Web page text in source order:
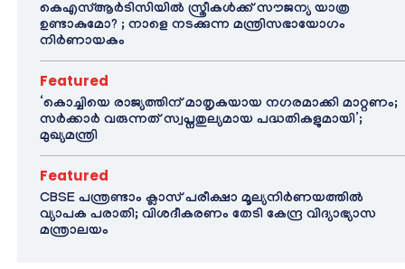
കെഎസ്ആർടിസിയിൽ സ്ത്രീകൾക്ക് സൗജന്യ യാത്ര
ഉണ്ടാകുമോ? ; നാളെ നടക്കുന്ന മന്ത്രിസഭായോഗം
നിർണായകം
Featured
‘കൊച്ചിയെ രാജ്യത്തിന് മാതൃകയായ നഗരമാക്കി മാറ്റണം;
സർക്കാർ വരുന്നത് സ്വപ്നതുല്യമായ പദ്ധതികളുമായി’;
മുഖ്യമന്ത്രി
Featured
CBSE പന്ത്രണ്ടാം ക്ലാസ് പരീക്ഷാ മൂല്യനിർണയത്തിൽ
വ്യാപക പരാതി; വിശദീകരണം തേടി കേന്ദ്ര വിദ്യാഭ്യാസ
മന്ത്രാലയം